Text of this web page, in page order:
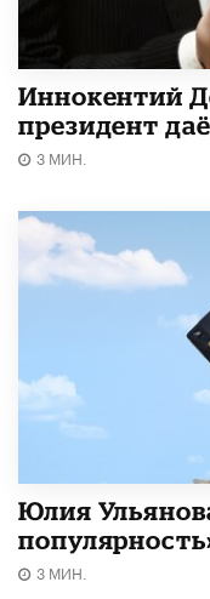
Иннокентий
президент
3 МИН.
Юлия
3 МИН.